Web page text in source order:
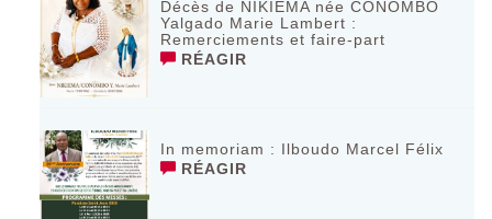
Décès de NIKIEMA née CONOMBO
Yalgado Marie Lambert :
Remerciements et faire-part
RÉAGIR
In memoriam : Ilboudo Marcel Félix
RÉAGIR